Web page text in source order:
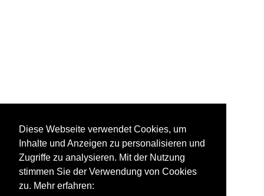
Diese Webseite verwendet Cookies, um
Inhalte und Anzeigen zu personalisieren und
Zugriffe zu analysieren. Mit der Nutzung
stimmen Sie der Verwendung von Cookies
zu. Mehr erfahren: